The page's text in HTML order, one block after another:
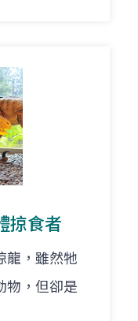
掠食者
龍，雖然牠
物，但卻是